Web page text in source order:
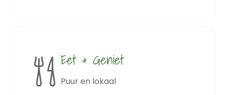
Eet & Geniet
Puur en lokaal